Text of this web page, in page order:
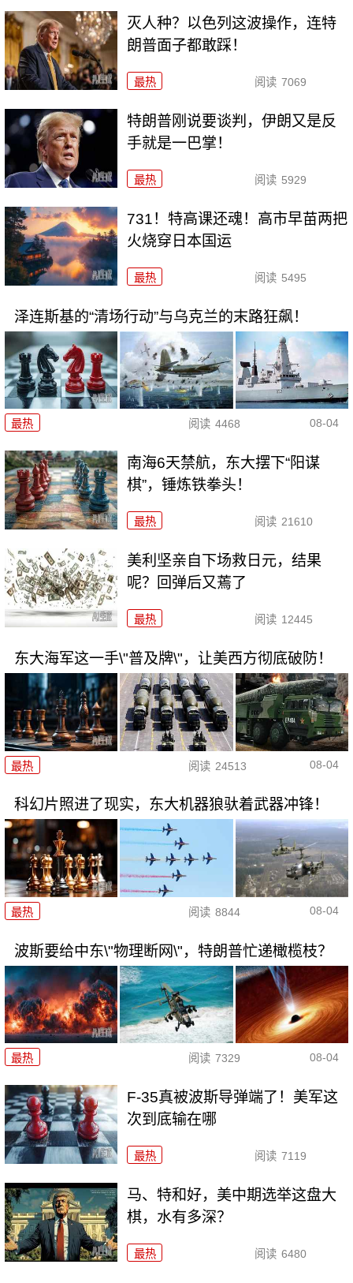
灭人种？以色列这波操作，连特
朗普面子都敢踩！
最热 阅读 7069
特朗普刚说要谈判，伊朗又是反
手就是一巴掌！
最热 阅读 5929
731！特高课还魂！高市早苗两把
火烧穿日本国运
最热 阅读 5495
泽连斯基的“清场行动”与乌克兰的末路狂飙！
最热 阅读 4468 08-04
南海6天禁航，东大摆下“阳谋
棋”，锤炼铁拳头！
最热 阅读 21610
美利坚亲自下场救日元，结果
呢？回弹后又蔫了
最热 阅读 12445
东大海军这一手\"普及牌\"，让美西方彻底破防！
最热 阅读 24513 08-04
科幻片照进了现实，东大机器狼驮着武器冲锋！
最热 阅读 8844 08-04
波斯要给中东\"物理断网\"，特朗普忙递橄榄枝？
最热 阅读 7329 08-04
F-35真被波斯导弹端了！美军这
次到底输在哪
最热 阅读 7119
马、特和好，美中期选举这盘大
棋，水有多深？
最热 阅读 6480